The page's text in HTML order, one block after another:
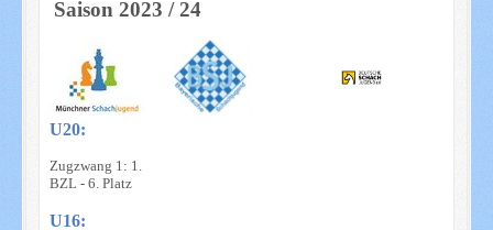
Saison 2023 / 24
U20:
Zugzwang 1: 1.
BZL - 6. Platz
U16: